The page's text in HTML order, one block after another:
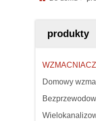
produkty
Domowy